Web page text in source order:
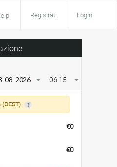
Registrati Login
06:15
(CEST)
€0
€0